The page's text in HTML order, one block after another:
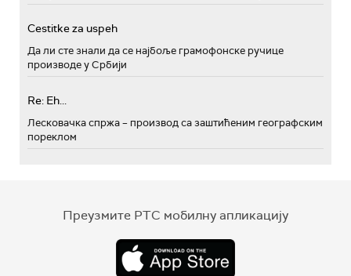
Cestitke za uspeh
Да ли сте знали да се најбоље грамофонске ручице
производе у Србији
Re: Eh...
Лесковачка спржа – производ са заштићеним географским
пореклом
Преузмите РТС мобилну апликацију